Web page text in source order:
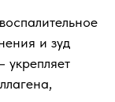
и зуд
укрепляет